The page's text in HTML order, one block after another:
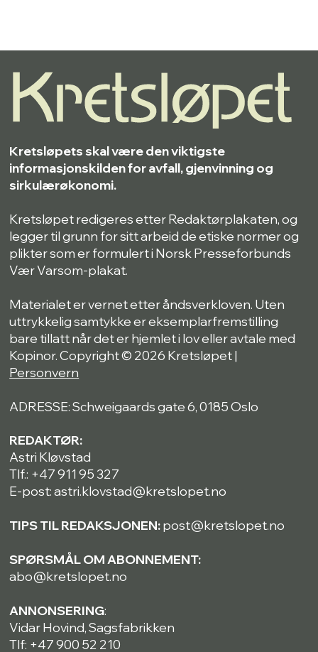
Kretsløpets skal være den viktigste
informasjonskilden for avfall, gjenvinning og
sirkulærøkonomi.
Kretsløpet redigeres etter Redaktørplakaten, og
legger til grunn for sitt arbeid de etiske normer og
plikter som er formulert i Norsk Presseforbunds
Vær Varsom-plakat.
Materialet er vernet etter åndsverkloven. Uten
uttrykkelig samtykke er eksemplarfremstilling
bare tillatt når det er hjemlet i lov eller avtale med
Kopinor. Copyright © 2026 Kretsløpet |
Personvern
ADRESSE: Schweigaards gate 6, 0185 Oslo
REDAKTØR:
Astri Kløvstad
Tlf.: +47 911 95 327
E-post: astri.klovstad@kretslopet.no
TIPS TIL REDAKSJONEN:post@kretslopet.no
SPØRSMÅL OM ABONNEMENT:
abo@kretslopet.no
ANNONSERING:
Vidar Hovind, Sagsfabrikken
Tlf: +47 900 52 210